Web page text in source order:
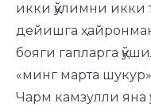
икки қўлимни
дейишга
бояги гапларга
«минг марта
Чарм камзулли яна